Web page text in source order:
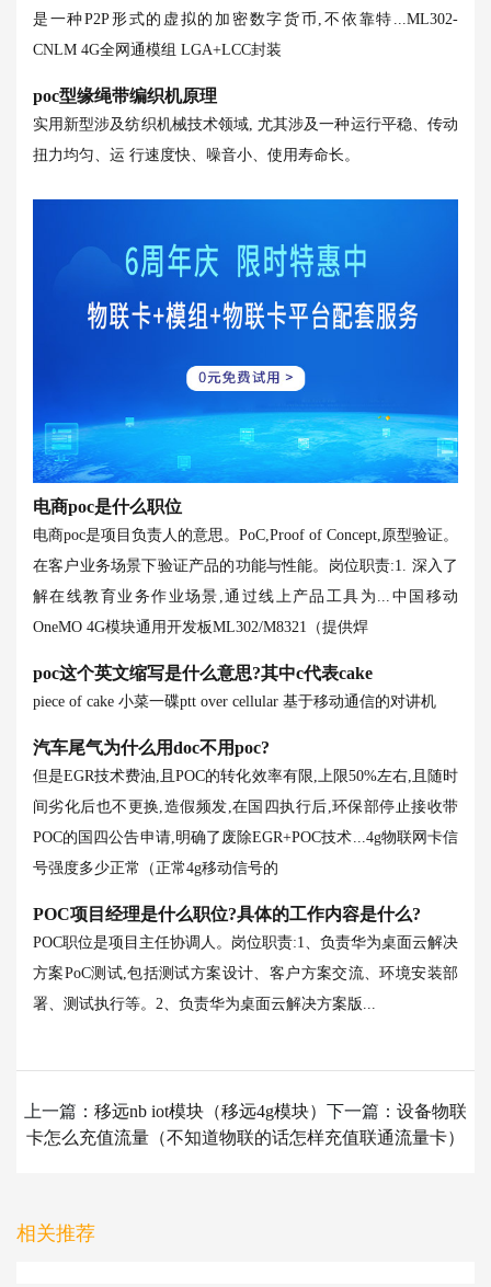
是一种P2P形式的虚拟的加密数字货币,不依靠特...ML302-
CNLM 4G全网通模组 LGA+LCC封装
poc型缘绳带编织机原理
实用新型涉及纺织机械技术领域, 尤其涉及一种运行平稳、传动
扭力均匀、运 行速度快、噪音小、使用寿命长。
电商poc是什么职位
电商poc是项目负责人的意思。PoC,Proof of Concept,原型验证。
在客户业务场景下验证产品的功能与性能。岗位职责:1. 深入了
解在线教育业务作业场景,通过线上产品工具为...
中国移动
OneMO 4G模块通用开发板ML302/M8321（提供焊
poc这个英文缩写是什么意思?其中c代表cake
piece of cake 小菜一碟ptt over cellular 基于移动通信的对讲机
汽车尾气为什么用doc不用poc?
但是EGR技术费油,且POC的转化效率有限,上限50%左右,且随时
间劣化后也不更换,造假频发,在国四执行后,环保部停止接收带
POC的国四公告申请,明确了废除EGR+POC技术... 4g物联网卡信
号强度多少正常（正常4g移动信号的
POC项目经理是什么职位?具体的工作内容是什么?
POC职位是项目主任协调人。岗位职责:1、负责华为桌面云解决
方案PoC测试,包括测试方案设计、客户方案交流、环境安装部
署、测试执行等。2、负责华为桌面云解决方案版...
上一篇： 移远nb iot模块（移远4g模块） 下一篇： 设备物联
卡怎么充值流量（不知道物联的话怎样充值联通流量卡）
相关推荐